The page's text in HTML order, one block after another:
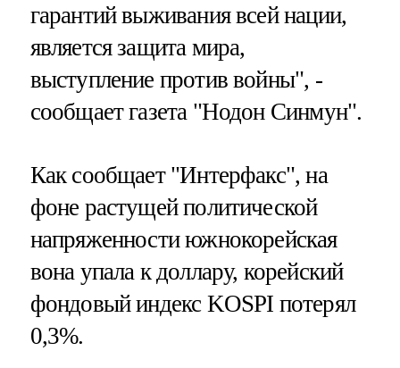
гарантий выживания всей нации,
является защита мира,
выступление против войны", -
сообщает газета "Нодон Синмун".
Как сообщает "Интерфакс", на
фоне растущей политической
напряженности южнокорейская
вона упала к доллару, корейский
фондовый индекс KOSPI потерял
0,3%.